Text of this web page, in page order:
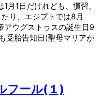
月1日だけれども、慣習、
り、エジプトでは8月
アウグストゥスの誕生日9
受胎告知日(聖母マリアが
ール(１)